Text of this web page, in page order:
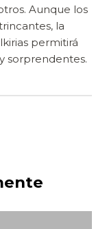
Aunque los
la
permitirá
sorprendentes.